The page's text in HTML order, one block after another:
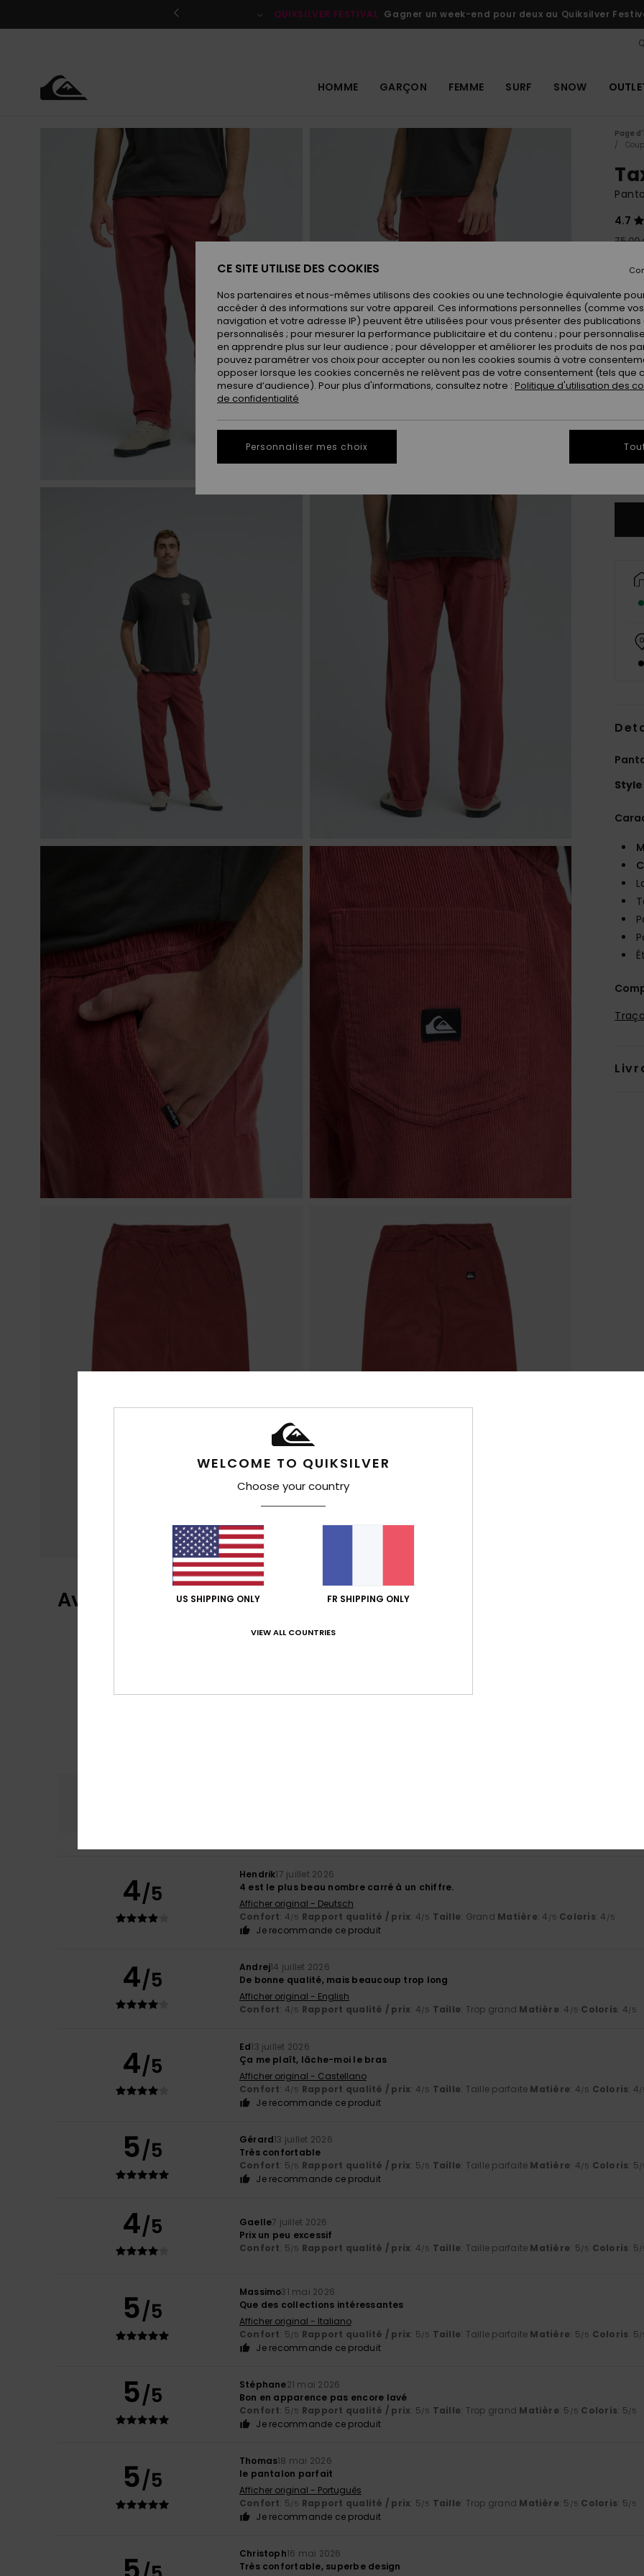
le
QUIKSILVER FESTIVAL Gagner un week-end pour deux au Quiksilver
HOMME GARÇON FEMME SURF SNOW
Page
4.7
75,00
XS
Style
Avis clients
4.7
4/5
Hendrik17 juillet 2026
4 est le plus beau nombre carré à un chiffre.
Afficher original - Deutsch
Confort: 4/5 Rapport qualité / prix: 4/5 Taille: Grand Matière: 4 /5 Coloris: 4 /5
Je recommande ce produit
4/5 Andrej14 juillet 2026
De bonne qualité, mais beaucoup trop long
Afficher original - English
Confort: 4/5 Rapport qualité / prix: 4/5 Taille: Trop grand Matière: 4 /5 Coloris: 4/5
4/5
Ed13 juillet 2026
Ça me plaît, lâche-moi le bras
Afficher original - Castellano
Confort: 4/5 Rapport qualité / prix: 4/5 Taille: Taille parfaite Matière: 4/5 Coloris: 4/
Je recommande ce produit
5/5 Gérard13 juillet 2026
Très confortable
Confort: 5/5 Rapport qualité / prix: 5/5 Taille: Taille parfaite Matière: 4/5 Coloris: 5/
Je recommande ce produit
4/5 Gaelle7 juillet 2026
Prix un peu excessif
Confort: 5/5 Rapport qualité / prix: 4/5 Taille: Taille parfaite Matière: 5/5 Coloris: 5/
5/5
Massimo31 mai 2026
Que des collections intéressantes
Afficher original - Italiano
Confort: 5/5 Rapport qualité / prix: 5/5 Taille: Taille parfaite Matière: 5/5 Coloris: 5/
Je recommande ce produit
5/5 Stéphane21 mai 2026
Bon en apparence pas encore lavé
Confort: 5/5 Rapport qualité / prix: 5/5 Taille: Trop grand Matière: 5 /5 Coloris: 5/5
Je recommande ce produit
5/5
Thomas18 mai 2026
le pantalon parfait
Afficher original - Português
Confort: 5/5 Rapport qualité / prix: 5/5 Taille: Trop grand Matière: 5 /5 Coloris: 5/5
Je recommande ce produit
Christoph16 mai 2026
Très confortable, superbe design
WELCOME TO QUIKSILVER
Choose your country
US SHIPPING ONLY FR SHIPPING ONLY
VIEW ALL COUNTRIES
CE SITE UTILISE DES COOKIES
Nos partenaires et nous-mêmes utilisons des cookies ou une technologie équivalente
accéder à des informations sur votre appareil. Ces informations personnelles (comme
navigation et votre adresse IP) peuvent être utilisées pour vous présenter des publications
personnalisés ; pour mesurer la performance publicitaire et du contenu ; pour
en apprendre plus sur leur audience ; pour développer et améliorer les produits de nos
pouvez paramétrer vos choix pour accepter ou non les cookies soumis à votre
opposer lorsque les cookies concernés ne relèvent pas de votre consentement (tels que
mesure d’audience). Pour plus d'informations, consultez notre : Politique d'utilisation des
de confidentialité
Personnaliser mes choix